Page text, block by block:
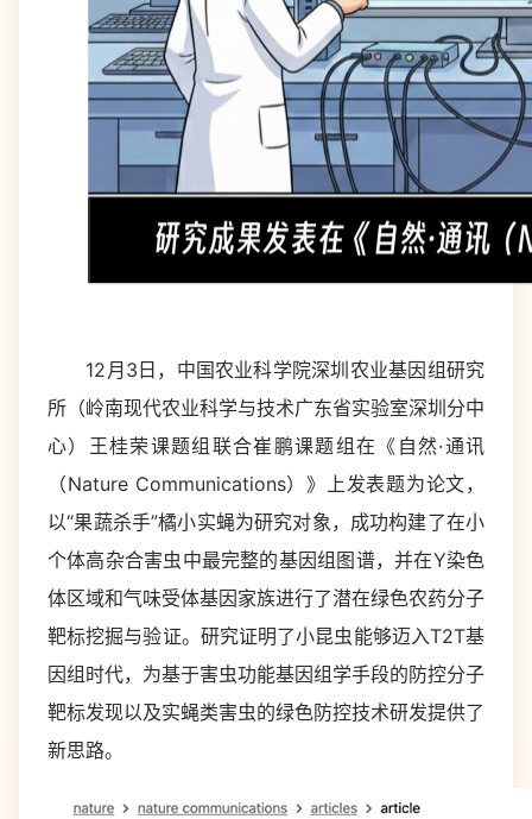
12月3日，中国农业科学院深圳农业基因组研究
所（岭南现代农业科学与技术广东省实验室深圳分中
心）王桂荣课题组联合崔鹏课题组在《自然·通讯
（Nature Communications）》上发表题为论文，
以“果蔬杀手”橘小实蝇为研究对象，成功构建了在小
个体高杂合害虫中最完整的基因组图谱，并在Y染色
体区域和气味受体基因家族进行了潜在绿色农药分子
靶标挖掘与验证。研究证明了小昆虫能够迈入T2T基
因组时代，为基于害虫功能基因组学手段的防控分子
靶标发现以及实蝇类害虫的绿色防控技术研发提供了
新思路。